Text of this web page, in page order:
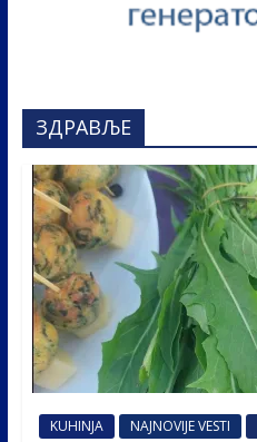
ЗДРАВЉЕ
KUHINJA NAJNOVIJE VESTI